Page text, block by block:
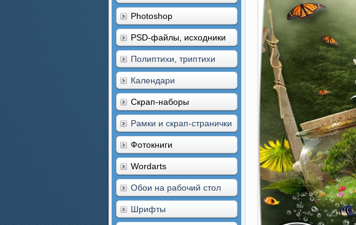
Photoshop
PSD-файлы, исходники
Полиптихи, триптихи
Календари
Скрап-наборы
Рамки и скрап-странички
Фотокниги
Wordarts
Обои на рабочий стол
Шрифты